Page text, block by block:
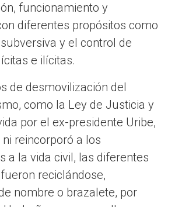
funcionamiento y
diferentes propósitos como
y el control de
e ilícitas.
de desmovilización del
como la Ley de Justicia y
por el ex-presidente Uribe,
reincorporó a los
a la vida civil, las diferentes
reciclándose,
nombre o brazalete, por